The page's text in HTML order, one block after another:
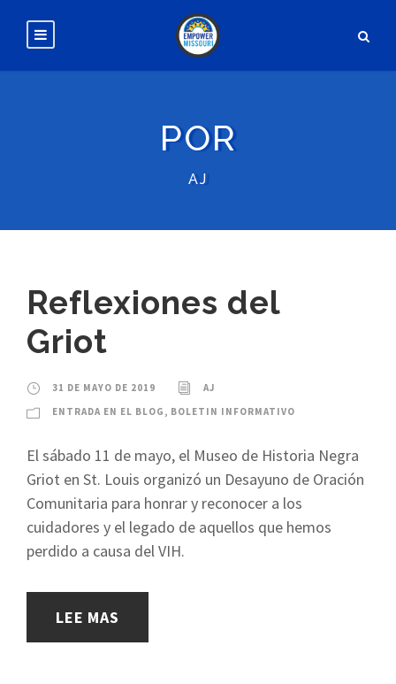
POR
AJ
Reflexiones del
Griot
31 DE MAYO DE 2019
AJ
ENTRADA EN EL BLOG , BOLETIN INFORMATIVO
El sábado 11 de mayo, el Museo de Historia Negra
Griot en St. Louis organizó un Desayuno de Oración
Comunitaria para honrar y reconocer a los
cuidadores y el legado de aquellos que hemos
perdido a causa del VIH.
LEE MAS